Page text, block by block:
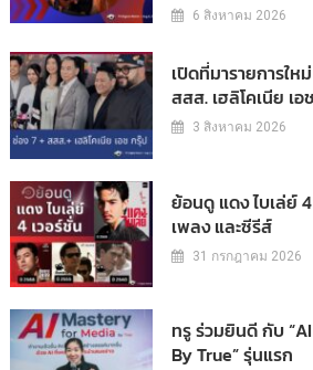
6 สิงหาคม 2026
เปิดที่มารายการให
สสส. เฮลิโคเนีย เ
3 สิงหาคม 2026
ย้อนดู แดง ไบเล่ย์
เพลง และซีรีส์
31 กรกฎาคม 2026
ทรู ร่วมยินดี กับ
By True” รุ่นแรก